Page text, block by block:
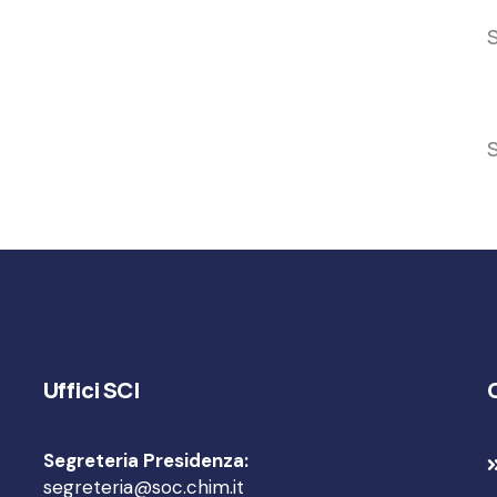
Uffici SCI
Segreteria Presidenza:
segreteria@soc.chim.it